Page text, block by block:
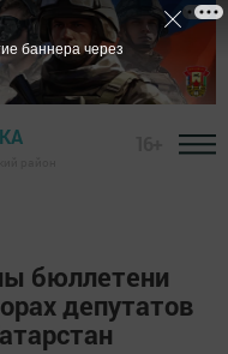
бюллетени
депутатов
баннера через